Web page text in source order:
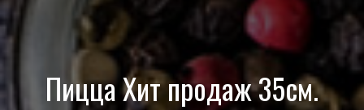
Пицца Хит продаж 35см.